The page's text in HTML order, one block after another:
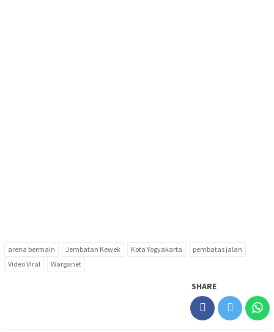
arena bermain Jembatan Kewek Kota Yogyakarta
pembatas jalan
Video Viral
Warganet
SHARE